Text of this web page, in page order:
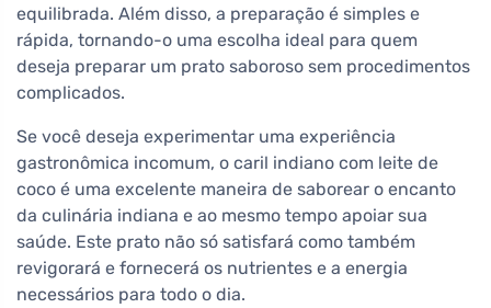
equilibrada. Além disso, a preparação é simples e
rápida, tornando-o uma escolha ideal para quem
deseja preparar um prato saboroso sem procedimentos
complicados.
Se você deseja experimentar uma experiência
gastronômica incomum, o caril indiano com leite de
coco é uma excelente maneira de saborear o encanto
da culinária indiana e ao mesmo tempo apoiar sua
saúde. Este prato não só satisfará como também
revigorará e fornecerá os nutrientes e a energia
necessários para todo o dia.